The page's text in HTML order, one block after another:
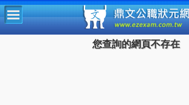
您查詢的網頁不存在